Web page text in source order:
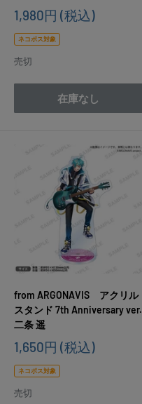
販
価
格
1,980円 (税込)
ネコポス対象
売切
在庫なし
from ARGONAVIS アクリル
スタンド 7th Anniversary ver.
二条 遥
販
価
格
1,650円 (税込)
ネコポス対象
売切